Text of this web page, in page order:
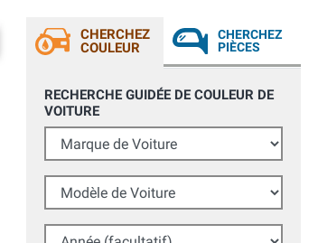
CHERCHEZ
COULEUR
CHERCHEZ
PIÈCES
RECHERCHE GUIDÉE DE COULEUR DE
VOITURE
Marque de Voiture
Modèle de Voiture
Année (facultatif)